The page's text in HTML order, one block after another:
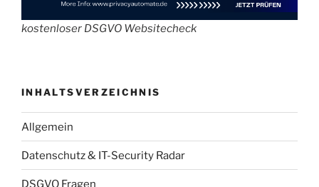
kostenloser DSGVO Websitecheck
INHALTSVERZEICHNIS
Allgemein
Datenschutz & IT-Security Radar
DSGVO Fragen